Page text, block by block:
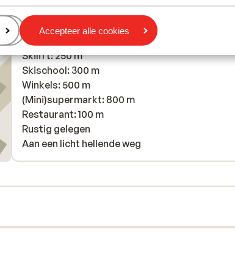
Accepteer alle cookies
Afstanden
In het centrum
Direct aan de skipiste
Skilift: 250 m
Skischool: 300 m
Winkels: 500 m
(Mini)supermarkt: 800 m
Restaurant: 100 m
Rustig gelegen
Aan een licht hellende weg